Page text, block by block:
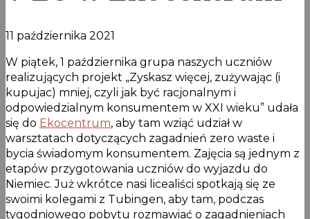
11 października 2021
W piątek, 1 października grupa naszych uczniów
realizujących projekt „Zyskasz więcej, zużywając (i
kupujac) mniej, czyli jak być racjonalnym i
odpowiedzialnym konsumentem w XXI wieku” udała
się do Ekocentrum, aby tam wziąć udział w
warsztatach dotyczących zagadnień zero waste i
bycia świadomym konsumentem. Zajęcia są jednym z
etapów przygotowania uczniów do wyjazdu do
Niemiec. Już wkrótce nasi licealiści spotkają się ze
swoimi kolegami z Tubingen, aby tam, podczas
tygodniowego pobytu rozmawiać o zagadnieniach